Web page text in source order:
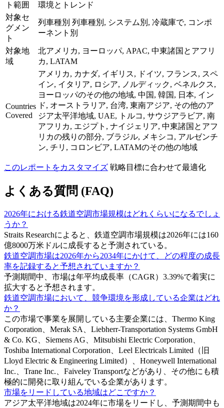
ト範囲
環境とトレンド
対象セ
グメン
ト
列車種別 列車種別, システム別, 冷蔵庫で, コンポ
ーネント別
対象地
域
北アメリカ, ヨーロッパ, APAC, 中東諸国とアフリ
カ, LATAM
Countries
Covered
アメリカ, カナダ, イギリス, ドイツ, フランス, スペ
イン, イタリア, ロシア, ノルディック, ベネルクス,
ヨーロッパのその他の地域, 中国, 韓国, 日本, イン
ド, オーストラリア, 台湾, 東南アジア, その他のア
ジア太平洋地域, UAE, トルコ, サウジアラビア, 南
アフリカ, エジプト, ナイジェリア, 中東諸国とアフ
リカの残りの部分, ブラジル, メキシコ, アルゼンチ
ン, チリ, コロンビア, LATAMのその他の地域
このレポートをカスタマイズ 戦略目標に合わせて最適化
よくある質問 (FAQ)
2026年における鉄道空調市場規模はどれくらいになるでしょ
うか？
Straits Researchによると、鉄道空調市場規模は2026年には160
億8000万米ドルに成長すると予測されている。
鉄道空調市場は2026年から2034年にかけて、どの程度の成長
率を記録すると予想されていますか？
予測期間中、市場は年平均成長率（CAGR）3.39%で着実に
拡大すると予想されます。
鉄道空調市場において、競争環境を形成している企業はどれ
か？
この市場で事業を展開している主要企業には、Thermo King
Corporation、Merak SA、Liebherr-Transportation Systems GmbH
& Co. KG、Siemens AG、Mitsubishi Electric Corporation、
Toshiba International Corporation、Leel Electricals Limited（旧
Lloyd Electric & Engineering Limited）、Honeywell International
Inc.、Trane Inc.、Faiveley Transportなどがあり、その他にも積
極的に開発に取り組んでいる企業があります。
市場をリードしている地域はどこですか？
アジア太平洋地域は2024年に市場をリードし、予測期間中も